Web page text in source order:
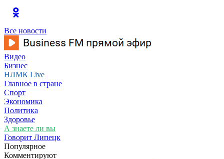
Все новости
Видео
Бизнес
НЛМК Live
Главное в стране
Спорт
Экономика
Политика
Здоровье
А знаете ли вы
Говорит Липецк
Популярное
Комментируют